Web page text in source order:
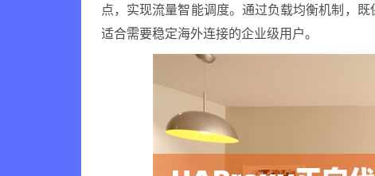
点，实现流量智能调度。通过负载均衡机制，
适合需要稳定海外连接的企业级用户。